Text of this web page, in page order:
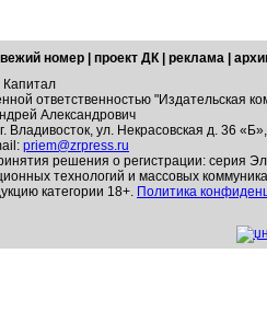
номер проект ДК реклама
ответственностью "Издательская
Александрович
Владивосток, ул. Некрасовская д. 36
priem@zrpress.ru
решения о регистрации: серия
технологий и массовых
категории 18+. Политика